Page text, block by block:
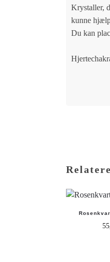
Krystaller,
kunne
Du kan